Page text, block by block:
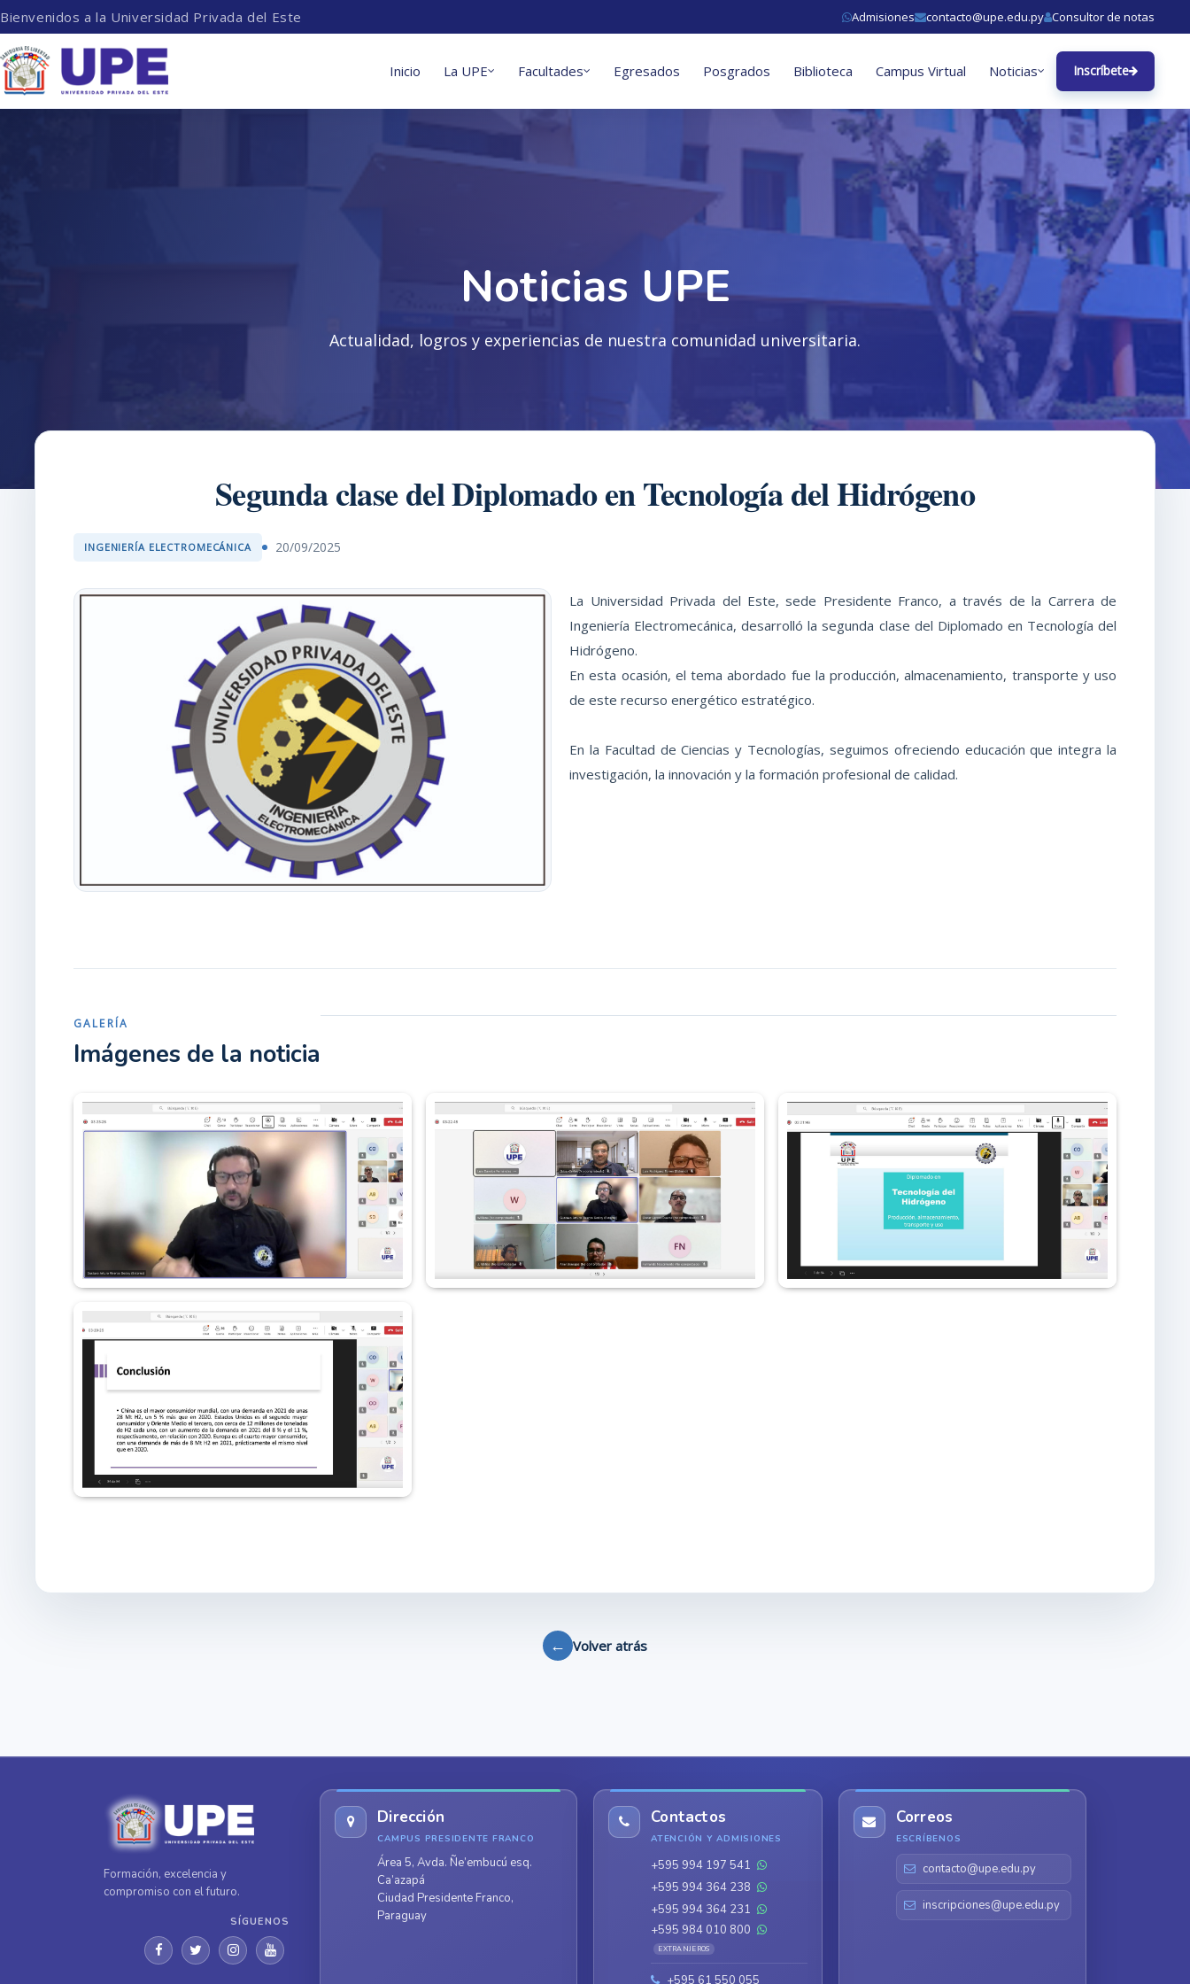
Bienvenidos a la Universidad Privada del Este Admisiones contacto@upe.edu.py Consultor de notas
Inicio La UPE Facultades Egresados Posgrados Biblioteca Campus Virtual Noticias Inscríbete
Noticias UPE
Actualidad, logros y experiencias de nuestra comunidad universitaria.
Segunda clase del Diplomado en Tecnología del Hidrógeno
INGENIERÍA ELECTROMECÁNICA 20/09/2025
La Universidad Privada del Este, sede Presidente Franco, a través de la Carrera de
Ingeniería Electromecánica, desarrolló la segunda clase del Diplomado en Tecnología del
Hidrógeno.
En esta ocasión, el tema abordado fue la producción, almacenamiento, transporte y uso
de este recurso energético estratégico.
En la Facultad de Ciencias y Tecnologías, seguimos ofreciendo educación que integra la
investigación, la innovación y la formación profesional de calidad.
GALERÍA
Imágenes de la noticia
← Volver atrás
Formación, excelencia y
compromiso con el futuro.
SÍGUENOS
Dirección
CAMPUS PRESIDENTE FRANCO
Área 5, Avda. Ñe’embucú esq.
Ca’azapá
Ciudad Presidente Franco,
Paraguay
Contactos
ATENCIÓN Y ADMISIONES
+595 994 197 541
+595 994 364 238
+595 994 364 231
+595 984 010 800
EXTRANJEROS
+595 61 550 055
Correos
ESCRÍBENOS
contacto@upe.edu.py
inscripciones@upe.edu.py